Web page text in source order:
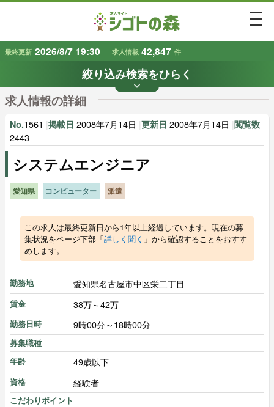
最終更新 2026/8/7 19:30 求人情報 42,847 件
絞り込み検索をひらく
keyboard_arrow_down
条件から探す
地域で探す 業種で探す
雇用形態で探す 賃金
求人情報の詳細
No.1561 掲載日 2008年7月14日 更新日 2008年7月14日 閲覧数
2443
システムエンジニア
愛知県 コンピューター 派遣
この求人は最終更新日から1年以上経過しています。現在の募
集状況をページ下部「詳しく聞く 」から確認することをおすす
めします。
勤務地 愛知県名古屋市中区栄二丁目
賃金 38万～42万
勤務日時 9時00分～18時00分
募集職種
年齢
49歳以下
資格 経験者
こだわりポイント